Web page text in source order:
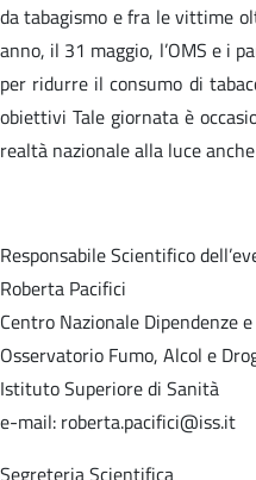
da tabagismo e fra le vittime
anno, il 31 maggio, l’OMS e i
per ridurre il consumo di
obiettivi Tale giornata è
realtà nazionale alla luce
Responsabile Scientifico
Roberta Pacifici
Centro Nazionale Dipendenze
Osservatorio Fumo, Alcol e
Istituto Superiore di Sanità
e-mail: roberta.pacifici@iss.it
Segreteria Scientifica